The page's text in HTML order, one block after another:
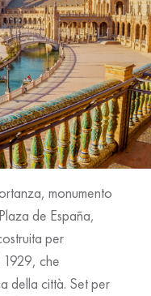
monumento
Plaza de España,
per
1929, che
della città. Set per